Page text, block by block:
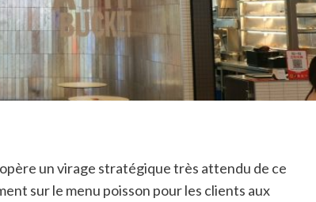
un virage stratégique très attendu de ce
sur le menu poisson pour les clients aux